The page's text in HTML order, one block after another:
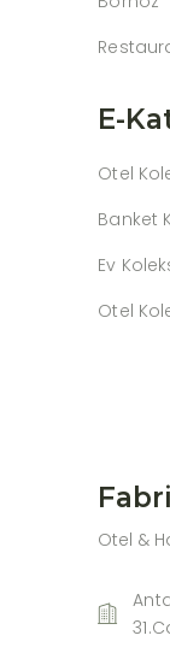
E-
Otel
Banket
Ev
Otel
Otel &